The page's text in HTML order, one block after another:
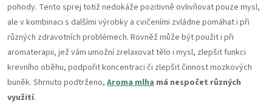
pohody. Tento sprej totiž nedokáže pozitivně ovlivňovat pouze mysl,
ale v kombinaci s dalšími výrobky a cvičeními zvládne pomáhat i při
různých zdravotních problémech. Rovněž může být použit i při
aromaterapii, jež vám umožní zrelaxovat tělo i mysl, zlepšit funkci
krevního oběhu, podpořit koncentraci či zlepšit činnost mozkových
buněk. Shrnuto podtrženo, Aroma mlha má nespočet různých
využití.